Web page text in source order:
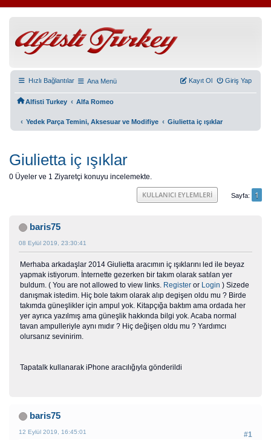
Hızlı Bağlantılar Ana Menü Giriş Yap
Kayıt Ol
Alfisti Turkey ‹ Alfa Romeo
‹ Yedek Parça Temini, Aksesuar ve Modifiye ‹ Giulietta iç ışıklar
Giulietta iç ışıklar
0 Üyeler ve 1 Ziyaretçi konuyu incelemekte.
Sayfa 1
KULLANICI EYLEMLERI
baris75
08 Eylül 2019, 23:30:41
Merhaba arkadaşlar 2014 Giulietta aracımın iç ışıklarını led ile beyaz
yapmak istiyorum. İnternette gezerken bir takım olarak satılan yer
buldum. ( You are not allowed to view links. Register or Login ) Sizede
danışmak istedim. Hiç bole takım olarak alıp degişen oldu mu ? Birde
takımda güneşlikler için ampul yok. Kitapçığa baktım ama ordada her
yer ayrıca yazılmış ama güneşlik hakkında bilgi yok. Acaba normal
tavan ampulleriyle aynı mıdır ? Hiç değişen oldu mu ? Yardımcı
olursanız sevinirim.
Tapatalk kullanarak iPhone aracılığıyla gönderildi
baris75
#1
12 Eylül 2019, 16:45:01